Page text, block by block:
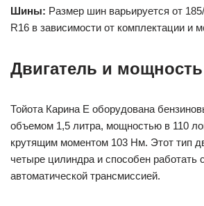
Шины: Размер шин варьируется от
R16 в зависимости от комплектации и
Двигатель и мощность
Тойота Карина Е оборудована
объемом 1,5 литра, мощностью в 110
крутящим моментом 103 Нм. Этот тип
четыре цилиндра и способен работать
автоматической трансмиссией.